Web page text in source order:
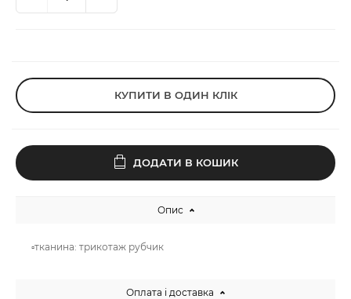
КУПИТИ В ОДИН КЛІК
ДОДАТИ В КОШИК
Опис
▫️тканина: трикотаж рубчик
Оплата і доставка